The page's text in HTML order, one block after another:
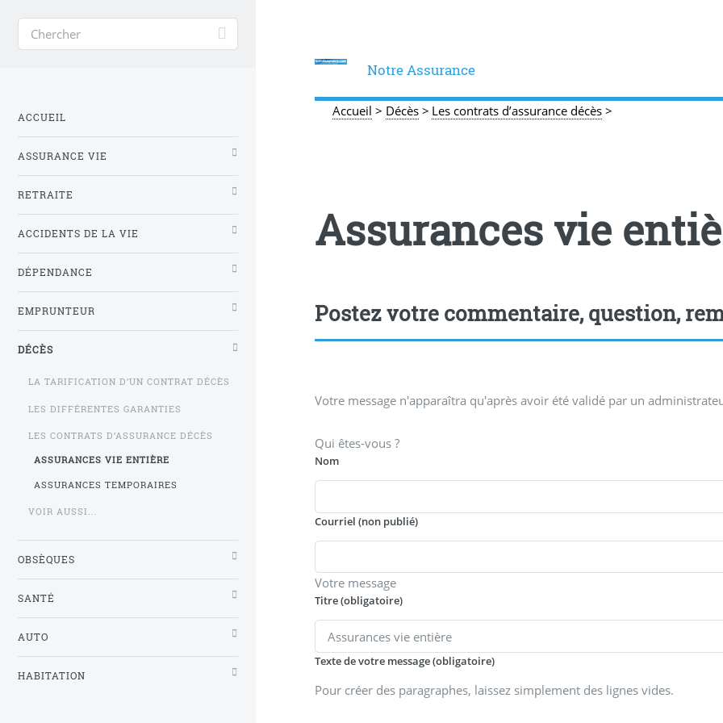
Notre Assurance
Accueil > Décès> Les contrats d’assurance décès >
Assurances vie
Postez votre commentaire, question,
Votre message n'apparaîtra qu'après avoir été validé par un
Qui êtes-vous ?
Nom
Courriel (non publié)
Votre message
Titre (obligatoire)
Texte de votre message (obligatoire)
Pour créer des paragraphes, laissez simplement des lignes vides.
ACCUEIL
ASSURANCE VIE
RETRAITE
ACCIDENTS DE LA VIE
DÉPENDANCE
EMPRUNTEUR
DÉCÈS
LA TARIFICATION D’UN CONTRAT DÉCÈS
LES DIFFÉRENTES GARANTIES
LES CONTRATS D’ASSURANCE DÉCÈS
ASSURANCES VIE ENTIÈRE
ASSURANCES TEMPORAIRES
VOIR AUSSI...
OBSÈQUES
SANTÉ
AUTO
HABITATION